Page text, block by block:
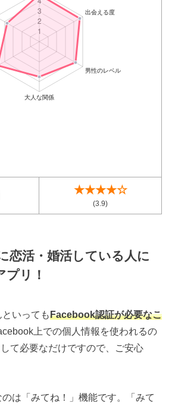
★★★★☆
(3.9)
恋活・婚活している人に
リ！
いってもFacebook認証が必要なこ
上での個人情報を使われるの
て必要なだけですので、ご安心
は「みてね！」機能です。「みて